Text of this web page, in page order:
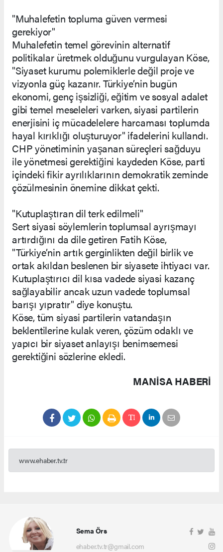
"Muhalefetin topluma güven vermesi
gerekiyor"
Muhalefetin temel görevinin alternatif
politikalar üretmek olduğunu vurgulayan Köse,
"Siyaset kurumu polemiklerle değil proje ve
vizyonla güç kazanır. Türkiye’nin bugün
ekonomi, genç işsizliği, eğitim ve sosyal adalet
gibi temel meseleleri varken, siyasi partilerin
enerjisini iç mücadelelere harcaması toplumda
hayal kırıklığı oluşturuyor" ifadelerini kullandı.
CHP yönetiminin yaşanan süreçleri sağduyu
ile yönetmesi gerektiğini kaydeden Köse, parti
içindeki fikir ayrılıklarının demokratik zeminde
çözülmesinin önemine dikkat çekti.
"Kutuplaştıran dil terk edilmeli"
Sert siyasi söylemlerin toplumsal ayrışmayı
artırdığını da dile getiren Fatih Köse,
"Türkiye’nin artık gerginlikten değil birlik ve
ortak akıldan beslenen bir siyasete ihtiyacı var.
Kutuplaştırıcı dil kısa vadede siyasi kazanç
sağlayabilir ancak uzun vadede toplumsal
barışı yıpratır" diye konuştu.
Köse, tüm siyasi partilerin vatandaşın
beklentilerine kulak veren, çözüm odaklı ve
yapıcı bir siyaset anlayışı benimsemesi
gerektiğini sözlerine ekledi.
MANISA HABERİ
www.ehaber.tv.tr
Sema Örs
ehaber.tv.tr@gmail.com